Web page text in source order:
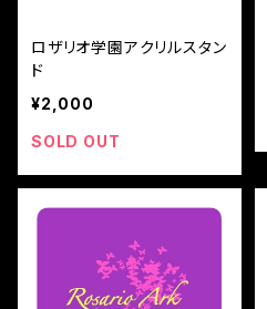
ロザリオ学園アクリルスタン
ド
¥2,000
SOLD OUT